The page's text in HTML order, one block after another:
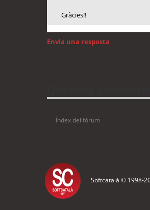
Gràcies!!
Envia una resposta
Índex del fòrum
Softcatalà © 1998-